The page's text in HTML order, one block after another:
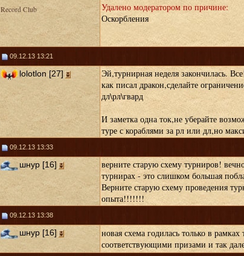
Record Club
Удалено модератором по причине:
Оскорбления
09.12.13 13:21
lolotlon [27]
Эй,турнирная неделя закончилась.
как писал дракон,сделайте
дл\рл\гвард
И заметка одна ток,не уберайте
туре с кораблями за рл или дл,но
09.12.13 13:33
шнур [16]
верните старую схему турниров!
турнирах - это слишком большая
Верните старую схему проведения
опыта!!!!!!!
09.12.13 13:38
шнур [16]
новая схема годилась только в
соответствующими призами и так